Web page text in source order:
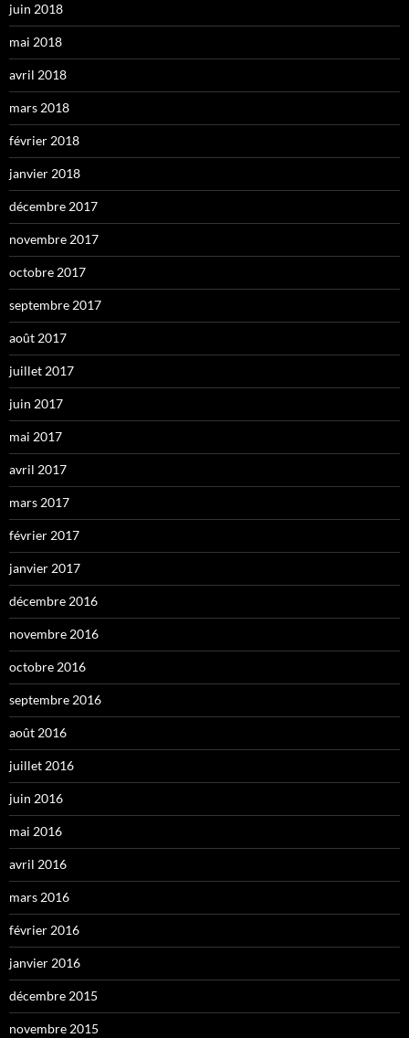
juin 2018
mai 2018
avril 2018
mars 2018
février 2018
janvier 2018
décembre 2017
novembre 2017
octobre 2017
septembre 2017
août 2017
juillet 2017
juin 2017
mai 2017
avril 2017
mars 2017
février 2017
janvier 2017
décembre 2016
novembre 2016
octobre 2016
septembre 2016
août 2016
juillet 2016
juin 2016
mai 2016
avril 2016
mars 2016
février 2016
janvier 2016
décembre 2015
novembre 2015